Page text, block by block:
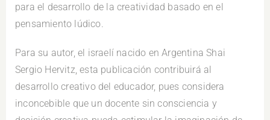
para el desarrollo de la creatividad basado en el
pensamiento lúdico.
Para su autor, el israelí nacido en Argentina Shai
Sergio Hervitz, esta publicación contribuirá al
desarrollo creativo del educador, pues considera
inconcebible que un docente sin consciencia y